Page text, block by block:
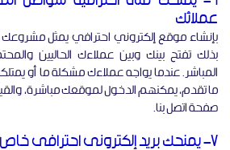
عملائك
بإنشاء موقع إلكتروني احترافي يمثل مشروعك
بذلك تفتح بينك وبين عملاءك الحاليين
المباشر. عندما يواجه عملاءك مشكلة ما أو
ما تقدم، يمكنهم الدخول لموقعك مباشرة،
صفحة اتصل بنا.
7- يمنحك بريد إلكترونى احترافى خاص بعملك